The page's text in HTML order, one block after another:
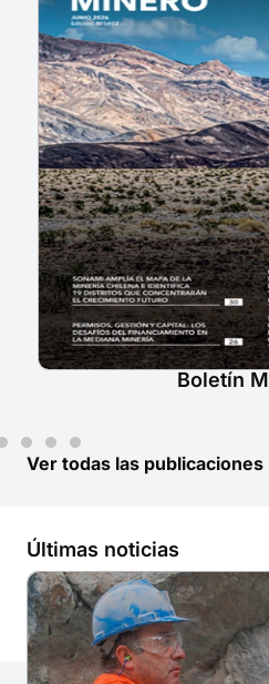
Boletín
Ver todas las publicaciones
Últimas noticias